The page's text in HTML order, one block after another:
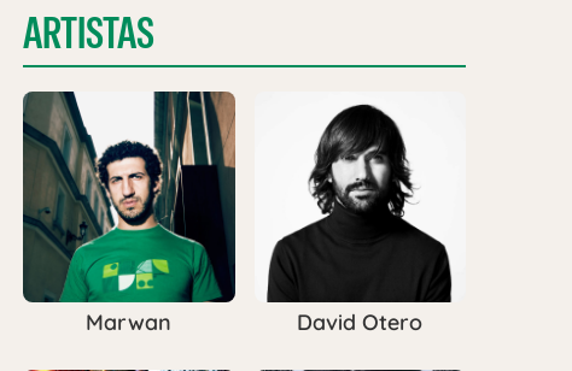
ARTISTAS
Marwan David Otero